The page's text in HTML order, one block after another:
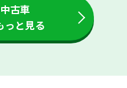
古車
っと見る